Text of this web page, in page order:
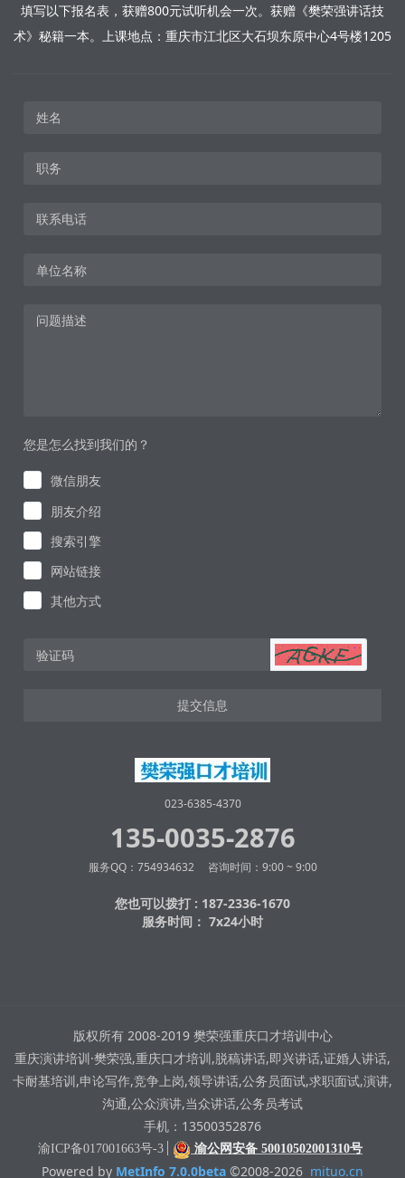
填写以下报名表，获赠800元试听机会一次。获赠《樊荣强讲话技
术》秘籍一本。上课地点：重庆市江北区大石坝东原中心4号楼1205
您是怎么找到我们的？
微信朋友
朋友介绍
搜索引擎
网站链接
其他方式
提交信息
023-6385-4370
135-0035-2876
服务QQ：754934632 咨询时间：9:00 ~ 9:00
您也可以拨打 : 187-2336-1670
服务时间： 7x24小时
版权所有 2008-2019 樊荣强重庆口才培训中心
重庆演讲培训·樊荣强,重庆口才培训,脱稿讲话,即兴讲话,证婚人讲话,
卡耐基培训,申论写作,竞争上岗,领导讲话,公务员面试,求职面试,演讲,
沟通,公众演讲,当众讲话,公务员考试
手机：13500352876
渝ICP备017001663号-3 渝公网安备 50010502001310号
Powered by MetInfo 7.0.0beta ©2008-2026 mituo.cn